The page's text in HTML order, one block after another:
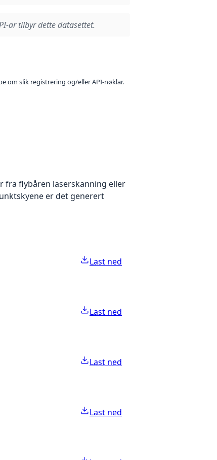
ar tilbyr dette datasettet.
om slik registrering og/eller API-nøklar.
fra flybåren laserskanning eller
er det generert
Last ned
Last ned
Last ned
Last ned